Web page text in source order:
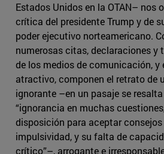
Estados Unidos en la OTAN– nos
crítica del presidente Trump y de
poder ejecutivo norteamericano.
numerosas citas, declaraciones y
de los medios de comunicación, y
atractivo, componen el retrato de
ignorante –en un pasaje se
“ignorancia en muchas
disposición para aceptar consejos
impulsividad, y su falta de
crítico”–, arrogante e